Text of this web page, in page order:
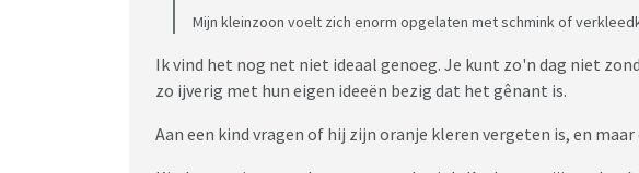
Mijn kleinzoon voelt zich enorm opgelaten met schmink of
Ik vind het nog net niet ideaal genoeg. Je kunt zo'n dag niet
zo ijverig met hun eigen ideeën bezig dat het gênant is.
Aan een kind vragen of hij zijn oranje kleren vergeten is, en maar